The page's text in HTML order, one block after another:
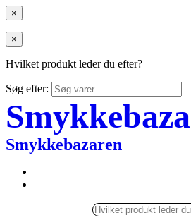
×
×
Hvilket produkt leder du efter?
Søg efter:
Smykkebazaren